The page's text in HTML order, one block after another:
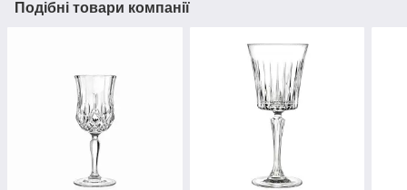
Подібні товари компанії